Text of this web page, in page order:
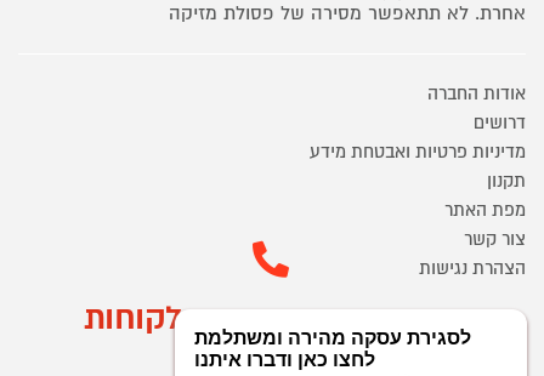
אחרת. לא תתאפשר מסירה של פסולת מזיקה
אודות החברה
דרושים
מדיניות פרטיות ואבטחת מידע
תקנון
מפת האתר
צור קשר
הצהרת נגישות
מוקד הזמנות ושירות לקוחות
03-9545370